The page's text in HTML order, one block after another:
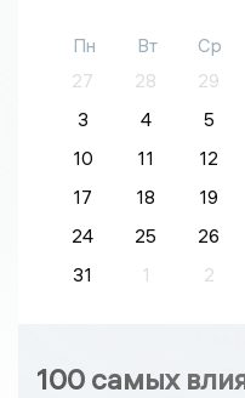
Пн Вт Ср
27
28 29
3
4 5
10
11 12
17
18 19
24
25 26
31
1 2
100 самых